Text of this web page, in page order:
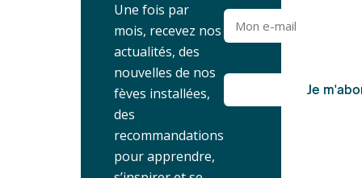
Une fois par
mois, recevez nos
actualités, des
nouvelles de nos
fèves installées,
des
recommandations
pour apprendre,